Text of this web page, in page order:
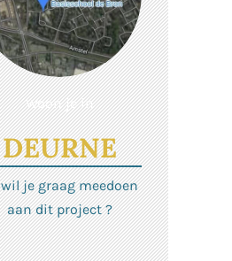
Woon je in
DEURNE
je graag meedoen
aan dit project ?